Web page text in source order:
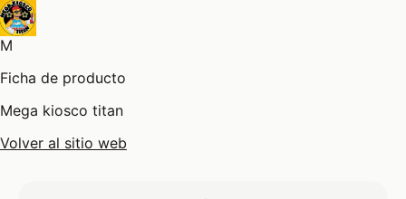
M
Ficha de producto
Mega kiosco titan
Volver al sitio web